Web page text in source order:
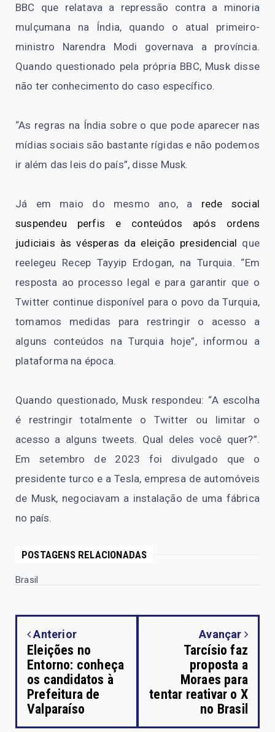
BBC que relatava a repressão contra a minoria
mulçumana na Índia, quando o atual primeiro-
ministro Narendra Modi governava a província.
Quando questionado pela própria BBC, Musk disse
não ter conhecimento do caso específico.
“As regras na Índia sobre o que pode aparecer nas
mídias sociais são bastante rígidas e não podemos
ir além das leis do país”, disse Musk.
Já em maio do mesmo ano, a rede social
suspendeu perfis e conteúdos após ordens
judiciais às vésperas da eleição presidencial que
reelegeu Recep Tayyip Erdogan, na Turquia. “Em
resposta ao processo legal e para garantir que o
Twitter continue disponível para o povo da Turquia,
tomamos medidas para restringir o acesso a
alguns conteúdos na Turquia hoje”, informou a
plataforma na época.
Quando questionado, Musk respondeu: “A escolha
é restringir totalmente o Twitter ou limitar o
acesso a alguns tweets. Qual deles você quer?”.
Em setembro de 2023 foi divulgado que o
presidente turco e a Tesla, empresa de automóveis
de Musk, negociavam a instalação de uma fábrica
no país.
POSTAGENS RELACIONADAS
Brasil
Anterior
Eleições no
Entorno: conheça
os candidatos à
Prefeitura de
Valparaíso
Avançar
Tarcísio faz
proposta a
Moraes para
tentar reativar o X
no Brasil